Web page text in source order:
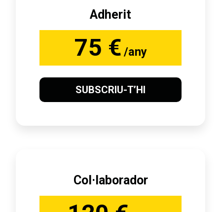
Adherit
75 € /any
SUBSCRIU-T’HI
Col·laborador